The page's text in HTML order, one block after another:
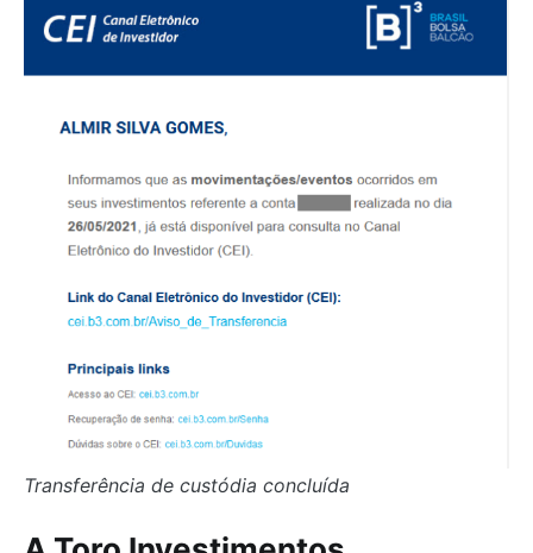
Transferência de custódia concluída